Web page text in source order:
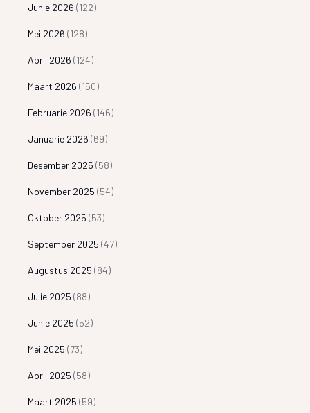
Junie 2026 (122)
Mei 2026 (128)
April 2026 (124)
Maart 2026 (150)
Februarie 2026 (146)
Januarie 2026 (69)
Desember 2025 (58)
November 2025 (54)
Oktober 2025 (53)
September 2025 (47)
Augustus 2025 (84)
Julie 2025 (88)
Junie 2025 (52)
Mei 2025 (73)
April 2025 (58)
Maart 2025 (59)